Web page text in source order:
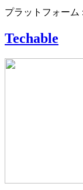
プラットフォーム :
Techable